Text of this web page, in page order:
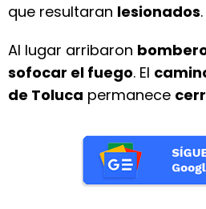
que resultaran lesionados.
Al lugar arribaron
sofocar el fuego. El
de Toluca permanece